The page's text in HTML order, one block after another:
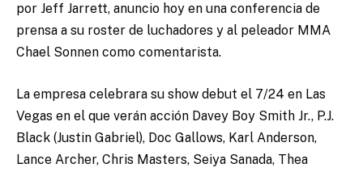
por Jeff Jarrett, anuncio hoy en una conferencia de
prensa a su roster de luchadores y al peleador MMA
Chael Sonnen como comentarista.
La empresa celebrara su show debut el 7/24 en Las
Vegas en el que verán acción Davey Boy Smith Jr., P.J.
Black (Justin Gabriel), Doc Gallows, Karl Anderson,
Lance Archer, Chris Masters, Seiya Sanada, Thea